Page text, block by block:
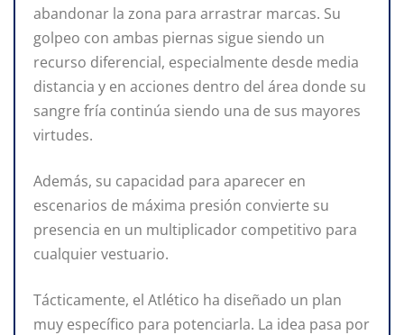
abandonar la zona para arrastrar marcas. Su
golpeo con ambas piernas sigue siendo un
recurso diferencial, especialmente desde media
distancia y en acciones dentro del área donde su
sangre fría continúa siendo una de sus mayores
virtudes.
Además, su capacidad para aparecer en
escenarios de máxima presión convierte su
presencia en un multiplicador competitivo para
cualquier vestuario.
Tácticamente, el Atlético ha diseñado un plan
muy específico para potenciarla. La idea pasa por